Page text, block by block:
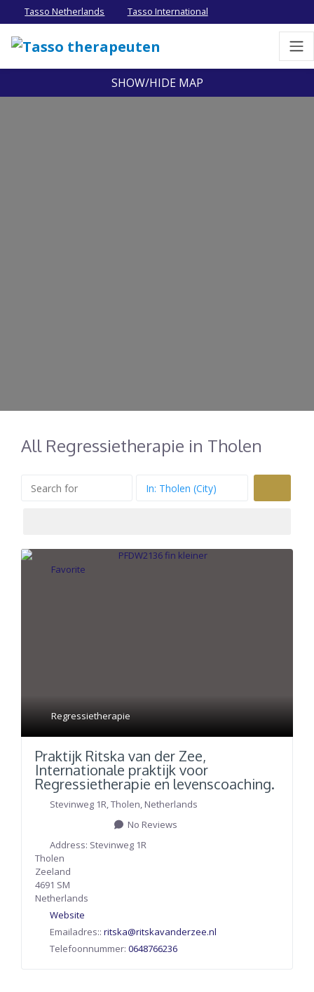
Tasso Netherlands Tasso International
All Regressietherapie in Tholen
Favorite
Regressietherapie
Praktijk Ritska van der Zee,
Internationale praktijk voor
Regressietherapie en levenscoaching.
Stevinweg 1R,Tholen, Netherlands
No Reviews
Address: Stevinweg 1R
Tholen
Zeeland
4691 SM
Netherlands
Website
Emailadres:: ritska@ritskavanderzee.nl
Telefoonnummer: 0648766236
SHOW/HIDE MAP